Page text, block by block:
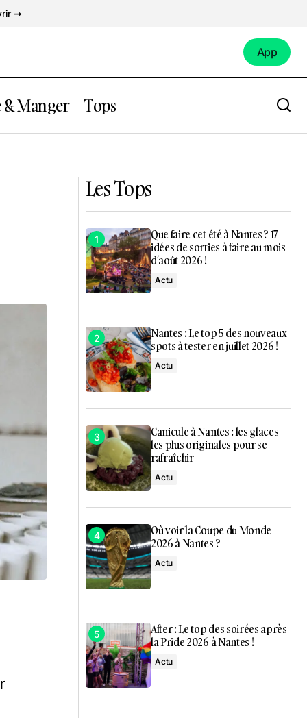
➞
App
Manger Tops
Les Tops
Que faire cet été à Nantes ? 17
idées de sorties à faire au mois
d’août 2026 !
Actu
Nantes : Le top 5 des nouveaux
spots à tester en juillet 2026 !
Actu
Canicule à Nantes : les glaces
les plus originales pour se
rafraîchir
Actu
Où voir la Coupe du Monde
2026 à Nantes ?
Actu
After : Le top des soirées après
la Pride 2026 à Nantes !
Actu